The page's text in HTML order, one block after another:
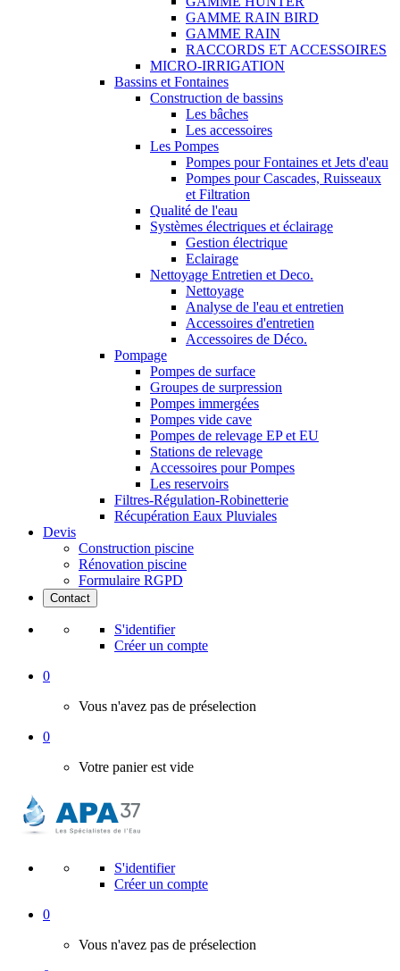
GAMME RAIN BIRD
GAMME RAIN
RACCORDS ET ACCESSOIRES
MICRO-IRRIGATION
Bassins et Fontaines
Construction de bassins
Les bâches
Les accessoires
Les Pompes
Pompes pour Fontaines et Jets d'eau
Pompes pour Cascades, Ruisseaux
et Filtration
Qualité de l'eau
Systèmes électriques et éclairage
Gestion électrique
Eclairage
Nettoyage Entretien et Deco.
Nettoyage
Analyse de l'eau et entretien
Accessoires d'entretien
Accessoires de Déco.
Pompage
Pompes de surface
Groupes de surpression
Pompes immergées
Pompes vide cave
Pompes de relevage EP et EU
Stations de relevage
Accessoires pour Pompes
Les reservoirs
Filtres-Régulation-Robinetterie
Récupération Eaux Pluviales
Devis
Construction piscine
Rénovation piscine
Formulaire RGPD
Contact
S'identifier
Créer un compte
0
Vous n'avez pas de préselection
0
Votre panier est vide
S'identifier
Créer un compte
0
Vous n'avez pas de préselection